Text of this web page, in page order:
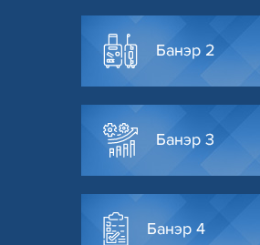
Банэр 2
Банэр 3
Банэр 4